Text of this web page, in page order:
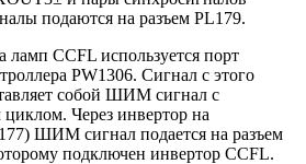
подаются на разъем PL179.
ламп CCFL используется порт
PW1306. Сигнал с этого
собой ШИМ сигнал с
Через инвертор на
ШИМ сигнал подается на разъем
подключен инвертор CCFL.